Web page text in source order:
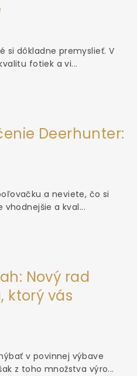
si dôkladne premyslieť. V
fotiek a vi...
Deerhunter:
a neviete, čo si
a kval...
Nový rad
ktorý vás
v povinnej výbave
z toho množstva výro...